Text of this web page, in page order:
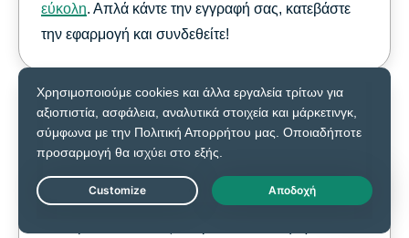
εύκολη. Απλά κάντε την εγγραφή σας, κατεβάστε
την εφαρμογή και συνδεθείτε!
Αποφυγή περιορισμού ταχύτητας
βάσει περιεχομένου
Live Chat